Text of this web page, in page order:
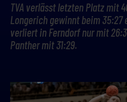
TVA verlässt letzten Platz mit
Longerich gewinnt beim 35:27
verliert in Ferndorf nur mit
Panther mit 31:29.